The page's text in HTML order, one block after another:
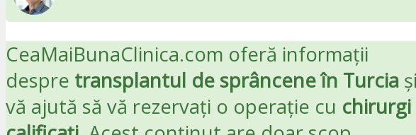
CeaMaiBunaClinica.com oferă informații
despre transplantul de sprâncene în Turcia și
vă ajută să vă rezervați o operație cu chirurgi